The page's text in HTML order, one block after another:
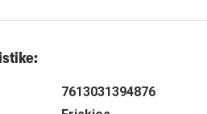
7613031394876